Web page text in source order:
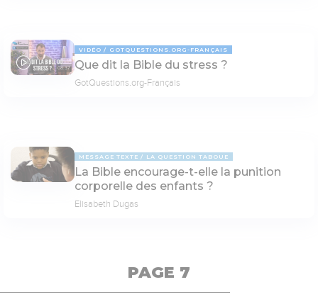
08:37
VIDÉO GOTQUESTIONS.ORG-FRANÇAIS
Que dit la Bible du stress ?
GotQuestions.org-Français
MESSAGE TEXTE LA QUESTION TABOUE
La Bible encourage-t-elle la punition
corporelle des enfants ?
Elisabeth Dugas
PAGE 7